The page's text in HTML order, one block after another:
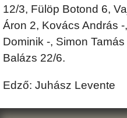
12/3, Fülöp Botond 6,
Áron 2, Kovács András
Dominik -, Simon
Balázs 22/6.
Edző: Juhász Levente